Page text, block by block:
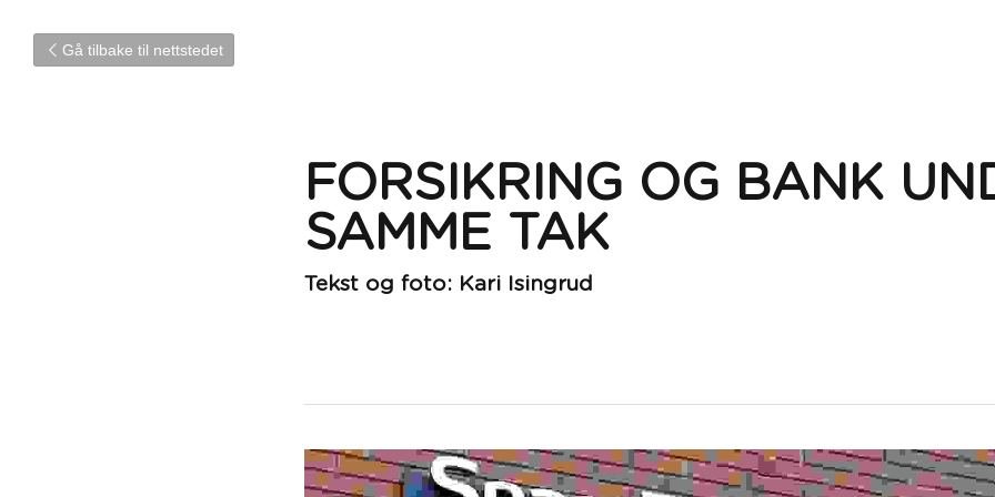
Gå tilbake til nettstedet
FORSIKRING OG BANK
SAMME TAK
Tekst og foto: Kari Isingrud